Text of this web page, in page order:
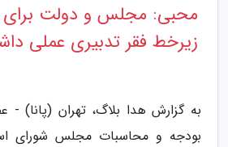
محبی: مجلس و دولت
زیرخط فقر تدبیری عملی
به گزارش هدا بلاگ، تهران (پانا) -